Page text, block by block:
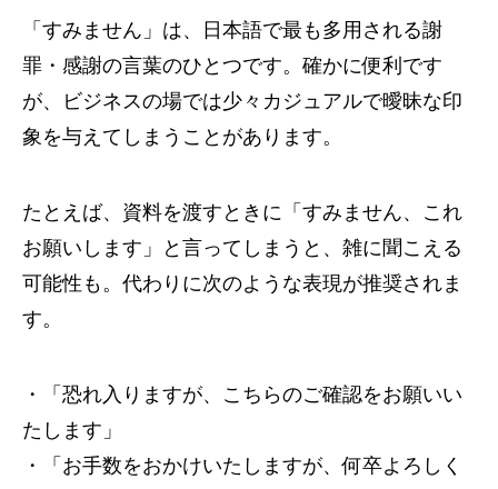
「すみません」は、日本語で最も多用される謝
罪・感謝の言葉のひとつです。確かに便利です
が、ビジネスの場では少々カジュアルで曖昧な印
象を与えてしまうことがあります。
たとえば、資料を渡すときに「すみません、これ
お願いします」と言ってしまうと、雑に聞こえる
可能性も。代わりに次のような表現が推奨されま
す。
・「恐れ入りますが、こちらのご確認をお願いい
たします」
・「お手数をおかけいたしますが、何卒よろしく